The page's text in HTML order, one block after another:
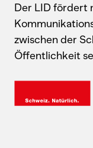
Der LID fördert
zwischen der
Öffentlichkeit